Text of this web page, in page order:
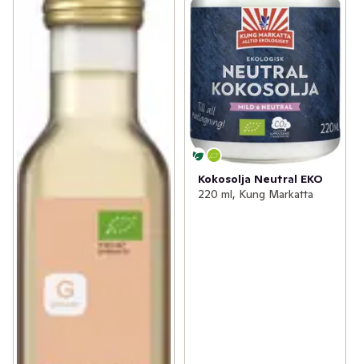
Kokosolja Neutral EKO
220 ml, Kung Markatta